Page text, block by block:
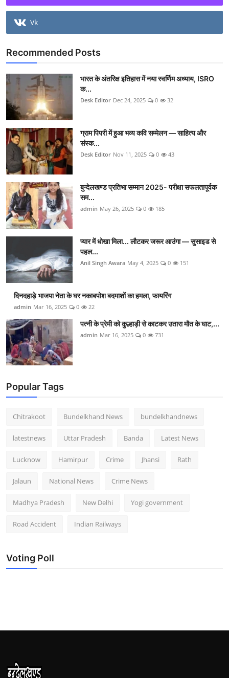
Vk
Recommended Posts
भारत के अंतरिक्ष इतिहास में नया स्वर्णिम अध्याय, ISRO
क...
Desk Editor Dec 24, 2025 0 32
ग्राम पिपरी में हुआ भव्य कवि सम्मेलन — साहित्य और
संस्क...
Desk Editor Nov 11, 2025 0 43
बुन्देलखण्ड प्रतिभा सम्मान 2025- परीक्षा सफलतापूर्वक
सम...
admin May 26, 2025 0 185
प्यार में धोखा मिला... लौटकर जरूर आउंगा — सुसाइड से
पहल...
Anil Singh Awara May 4, 2025 0 151
दिनदहाड़े भाजपा नेता के घर नकाबपोश बदमाशों का हमला, फायरिंग
admin Mar 16, 2025 0 22
पत्नी के प्रेमी को कुल्हाड़ी से काटकर उतारा मौत के घाट,...
admin Mar 16, 2025 0 731
Popular Tags
Chitrakoot Bundelkhand News bundelkhandnews
latestnews Uttar Pradesh Banda Latest News
Lucknow Hamirpur Crime Jhansi Rath
Jalaun National News Crime News
Madhya Pradesh New Delhi Yogi government
Road Accident Indian Railways
Voting Poll